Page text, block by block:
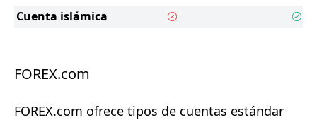
Cuenta islámica
FOREX.com
FOREX.com ofrece tipos de cuentas estándar